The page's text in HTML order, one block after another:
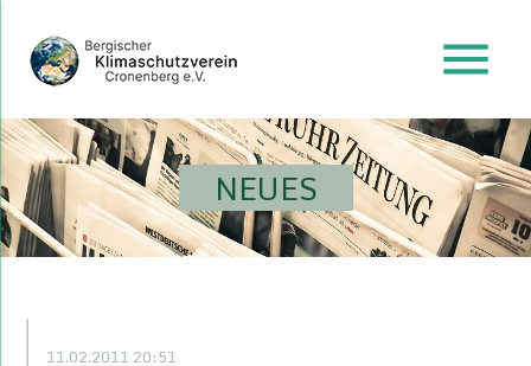
menu
NEUES
11.02.2011 20:51